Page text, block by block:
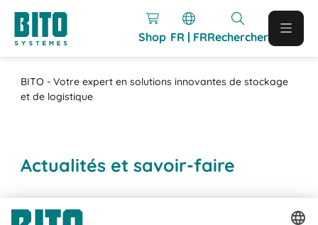
Shop FR | FRRechercher
BITO - Votre expert en solutions innovantes de stockage
et de logistique
Actualités et savoir-faire